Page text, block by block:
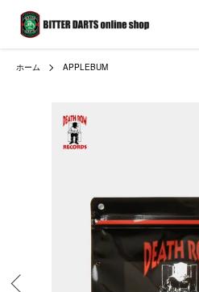
ホーム APPLEBUM